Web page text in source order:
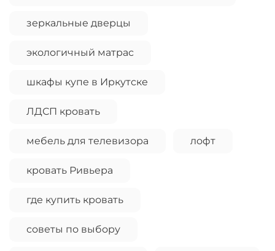
зеркальные дверцы
экологичный матрас
шкафы купе в Иркутске
ЛДСП кровать
мебель для телевизора лофт
кровать Ривьера
где купить кровать
советы по выбору